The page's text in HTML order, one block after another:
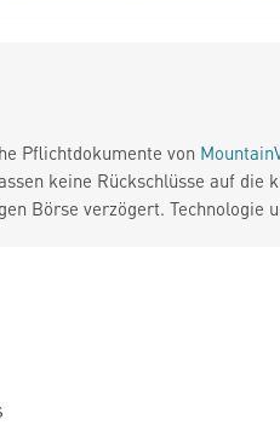
Pflichtdokumente von
keine Rückschlüsse auf die
Börse verzögert. Technologie